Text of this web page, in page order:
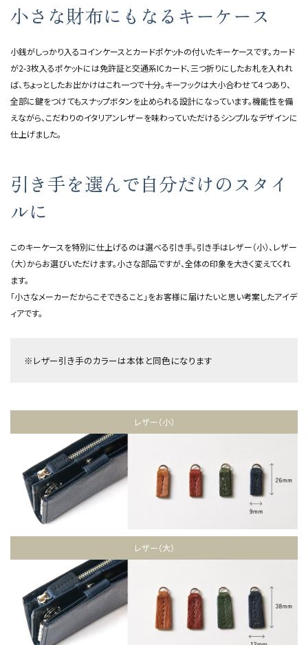
小さな財布にもなるキーケース
小銭がしっかり入るコインケースとカードポケットの付いたキーケースです。カード
が2-3枚入るポケットには免許証と交通系ICカード、三つ折りにしたお札を入れれ
ば、ちょっとしたお出かけはこれ一つで十分。キーフックは大小合わせて４つあり、
全部に鍵をつけてもスナップボタンを止められる設計になっています。機能性を備
えながら、こだわりのイタリアンレザーを味わっていただけるシンプルなデザインに
仕上げました。
引き手を選んで自分だけのスタイ
ルに
このキーケースを特別に仕上げるのは選べる引き手。引き手はレザー（小）、レザー
（大）からお選びいただけます。小さな部品ですが、全体の印象を大きく変えてくれ
ます。
「小さなメーカーだからこそできること」をお客様に届けたいと思い考案したアイデ
ィアです。
※レザー引き手のカラーは本体と同色になります
レザー（小）
レザー（大）